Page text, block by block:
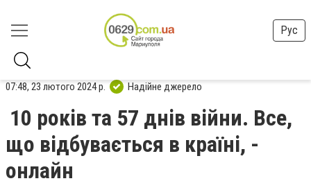
Рус
07:48, 23 лютого 2024 р. Надійне джерело
10 років та 57 днів війни. Все,
що відбувається в країні, -
онлайн